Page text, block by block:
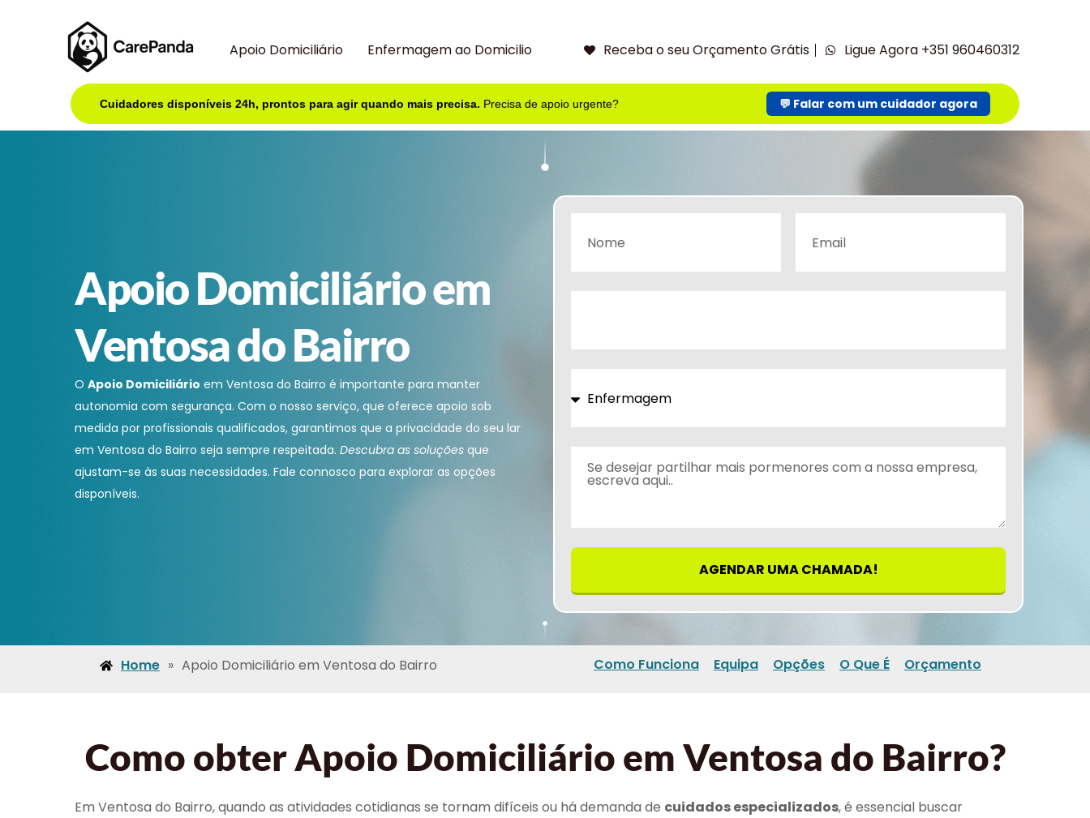
Apoio Domiciliário Enfermagem ao Domicilio Receba o seu Orçamento Grátis Ligue Agora +351 960460312
Cuidadores disponíveis 24h, prontos para agir quando mais precisa. Precisa de apoio urgente? 💬 Falar com um cuidador agora
Apoio Domiciliário em
Ventosa do Bairro
O Apoio Domiciliário em Ventosa do Bairro é importante para manter
autonomia com segurança. Com o nosso serviço, que oferece apoio sob
medida por profissionais qualificados, garantimos que a privacidade do seu lar
em Ventosa do Bairro seja sempre respeitada. Descubra as soluções que
ajustam-se às suas necessidades. Fale connosco para explorar as opções
disponíveis.
AGENDAR UMA CHAMADA!
Home » Apoio Domiciliário em Ventosa do Bairro Como Funciona Equipa Opções O Que É Orçamento
Como obter Apoio Domiciliário em Ventosa do Bairro?
Em Ventosa do Bairro, quando as atividades cotidianas se tornam difíceis ou há demanda de cuidados especializados, é essencial buscar